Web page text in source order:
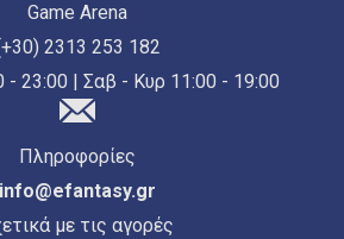
Game Arena
2313 253 182
- 23:00 | Σαβ - Κυρ 11:00 - 19:00
Πληροφορίες
info@efantasy.gr
με τις αγορές